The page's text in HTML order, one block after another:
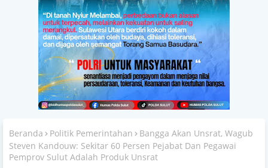
Beranda Politik Pemerintahan
Bangga Akan Unsrat, Wagub
Steven Kandouw: Sekitar 60 Persen Pejabat Dan Pegawai
Pemprov Sulut Adalah Produk Unsrat